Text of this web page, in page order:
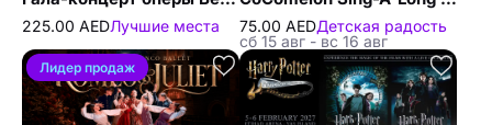
225.00 AEDЛучшие места 75.00 AEDДетская радость
сб 15 авг - вс 16 авг
Лидер продаж